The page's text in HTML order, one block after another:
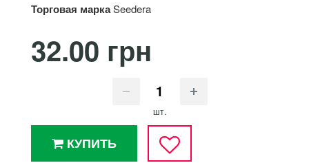
Торговая маркаSeedera
32.00 грн
шт.
КУПИТЬ